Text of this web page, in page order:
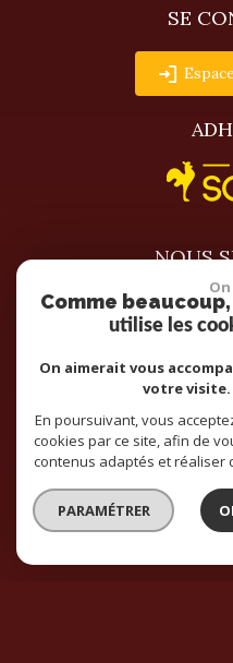
SE
NOUS
© 2026 | Tous droits
Plan du site Mentions
Comme
utilise les
On aimerait vous
votre visite.
En poursuivant, vous
cookies par ce site, afin de
contenus adaptés et réaliser
PARAMÉTRER